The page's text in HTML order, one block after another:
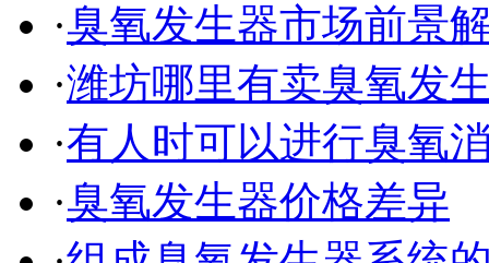
·臭氧发生器市场前景
·潍坊哪里有卖臭氧发
·有人时可以进行臭氧
·臭氧发生器价格差异